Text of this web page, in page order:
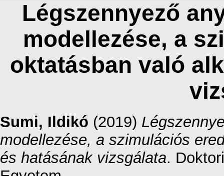
Légszennyező
modellezése, a
oktatásban való
Sumi, Ildikó (2019)
modellezése, a szimulációs
és hatásának vizsgálata.